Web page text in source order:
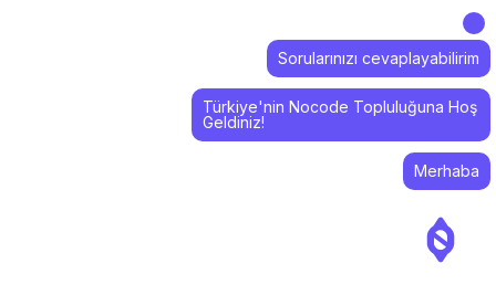
Merhaba
Türkiye'nin Nocode Topluluğuna Hoş
Geldiniz!
Sorularınızı cevaplayabilirim